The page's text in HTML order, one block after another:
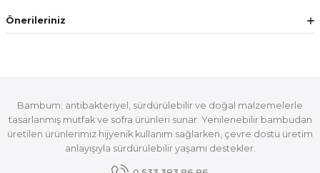
Önerileriniz
Bambum; antibakteriyel, sürdürülebilir ve doğal malzemelerle
tasarlanmış mutfak ve sofra ürünleri sunar. Yenilenebilir bambudan
üretilen ürünlerimiz hijyenik kullanım sağlarken, çevre dostu üretim
anlayışıyla sürdürülebilir yaşamı destekler.